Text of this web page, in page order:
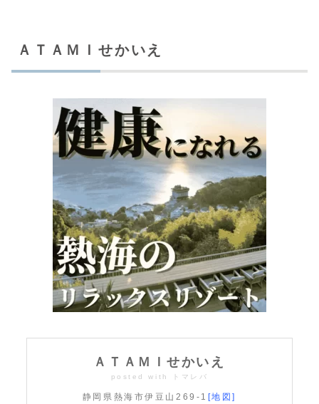
ＡＴＡＭＩせかいえ
ＡＴＡＭＩせかいえ
posted with トマレバ
静岡県熱海市伊豆山269-1 [地図]